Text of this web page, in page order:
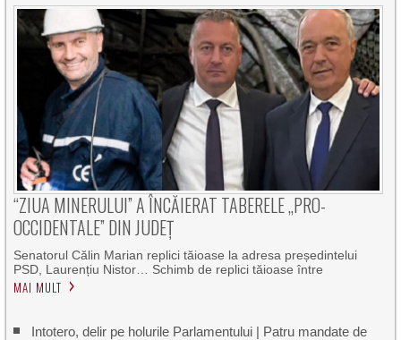
“ZIUA MINERULUI” A ÎNCĂIERAT TABERELE „PRO-
OCCIDENTALE” DIN JUDEȚ
Senatorul Călin Marian replici tăioase la adresa președintelui
PSD, Laurențiu Nistor… Schimb de replici tăioase între
MAI MULT
Intotero, delir pe holurile Parlamentului | Patru mandate de